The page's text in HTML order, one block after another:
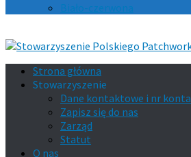
Biało-czerwona
Strona główna
Stowarzyszenie
Dane kontaktowe i nr konta
Zapisz się do nas
Zarząd
Statut
O nas